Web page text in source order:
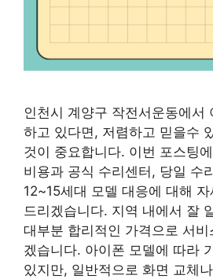
인천시 계양구 작전서운동에서
하고 있다면, 저렴하고 믿을수
것이 중요합니다. 이번 포스팅
비용과 공식 수리센터, 당일 수
12~15세대 모델 대응에 대해
드리겠습니다. 지역 내에서 잘
대부분 합리적인 가격으로 서비
겠습니다. 아이폰 모델에 따라
있지만, 일반적으로 화면 교체